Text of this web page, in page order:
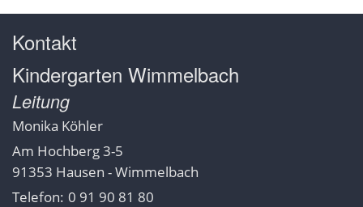
Kontakt
Kindergarten Wimmelbach
Leitung
Monika Köhler
Am Hochberg 3-5
91353 Hausen - Wimmelbach
Telefon: 0 91 90 81 80